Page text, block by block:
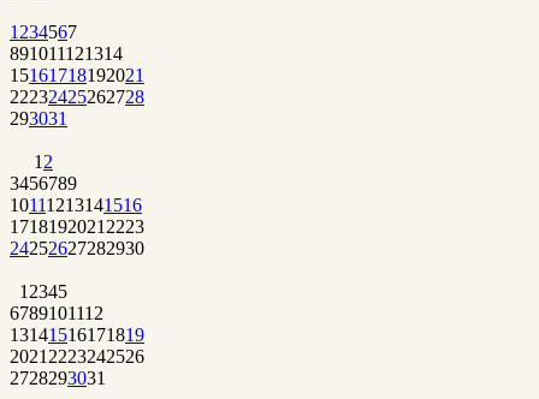
1 234567
891011121314
15161718192021
22232425262728
293031
1 2
3456789
10111213141516
1718192021 2223
24252627282930
1 2345
6789101112
13141516171819
2021 2223242526
2728293031